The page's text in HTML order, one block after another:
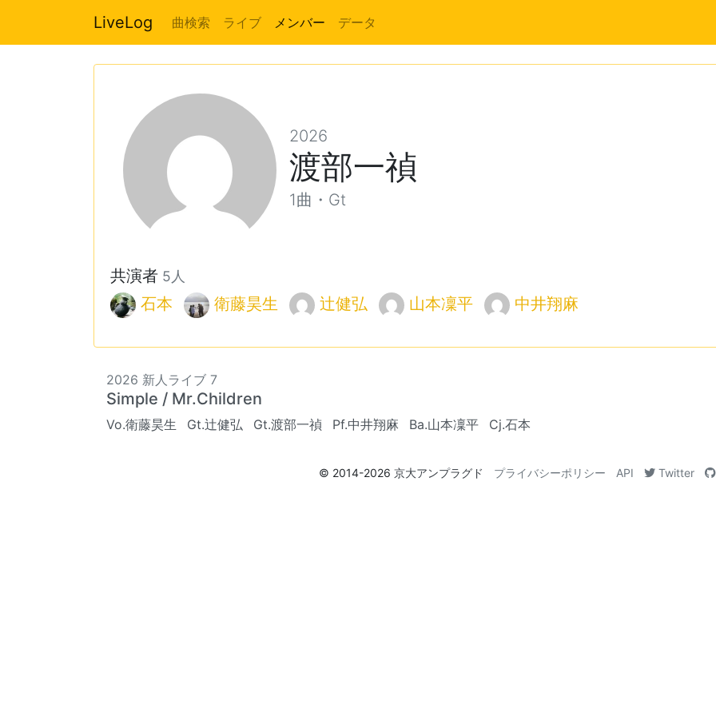
LiveLog 曲検索 ライブ メンバー データ
2026
渡部一禎
1曲・Gt
共演者 5人
石本 衛藤昊生 辻健弘 山本凜平 中井翔麻
2026 新人ライブ 7
Simple / Mr.Children
Vo.衛藤昊生 Gt.辻健弘 Gt.渡部一禎 Pf.中井翔麻 Ba.山本凜平 Cj.石本
© 2014-2026 京大アンプラグド プライバシーポリシー API Twitter